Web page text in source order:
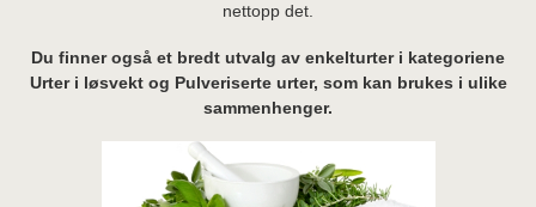
nettopp det.
Du finner også et bredt utvalg av enkelturter i kategoriene
Urter i løsvekt og Pulveriserte urter, som kan brukes i ulike
sammenhenger.